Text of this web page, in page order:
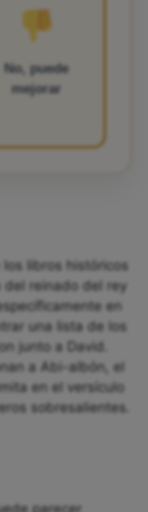
No, puede
mejorar
los libros históricos
reinado del rey
en
una lista de los
junto a David.
a Abi-albón, el
en el versículo
sobresalientes.